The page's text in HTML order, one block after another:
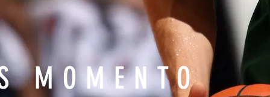
MOMENTO